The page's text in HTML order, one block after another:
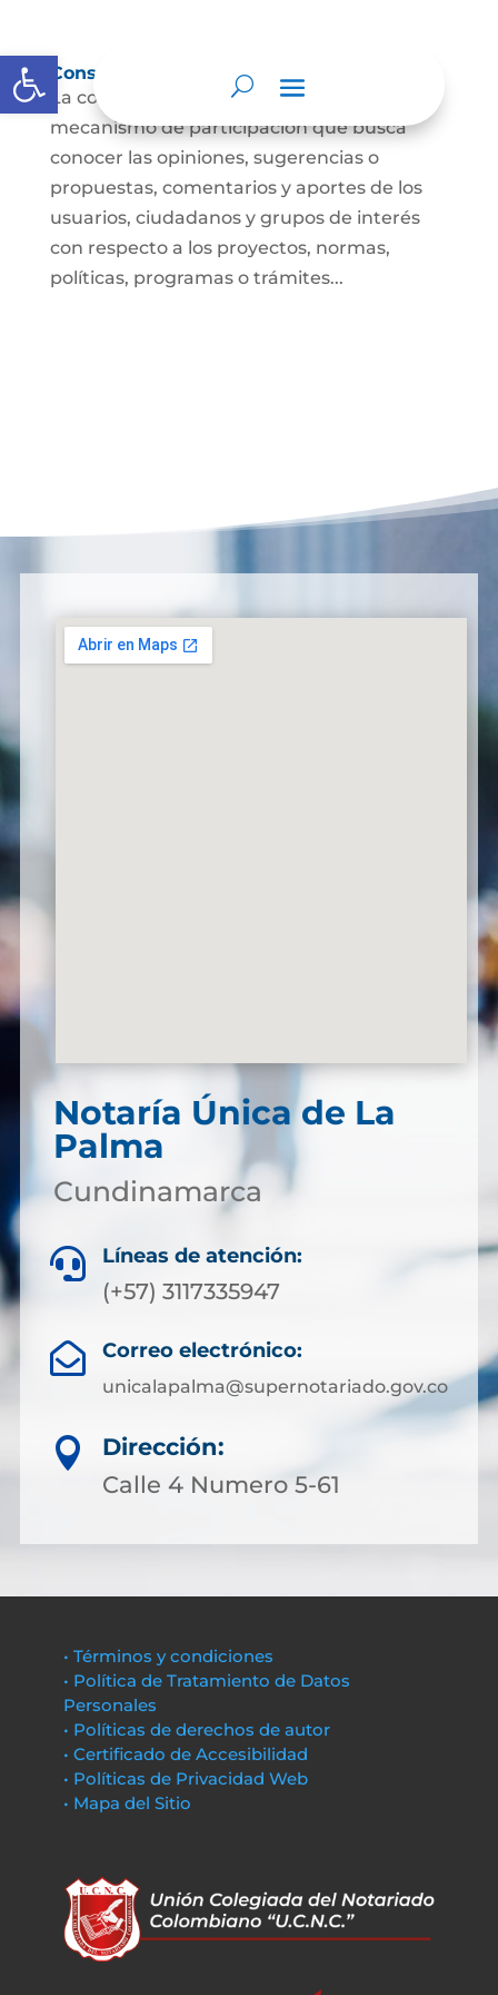
Abrir barra de herramientas
Consulta ciudadana
La consulta a la ciudadanía es un
mecanismo de participación que busca
conocer las opiniones, sugerencias o
propuestas, comentarios y aportes de los
usuarios, ciudadanos y grupos de interés
con respecto a los proyectos, normas,
políticas, programas o trámites...
Notaría Única de La
Palma
Cundinamarca
 Líneas de atención:
(+57) 3117335947
 Correo electrónico:
unicalapalma@supernotariado.gov.co

Dirección:
Calle 4 Numero 5-61
• Términos y condiciones
• Política de Tratamiento de Datos
Personales
• Políticas de derechos de autor
• Certificado de Accesibilidad
• Políticas de Privacidad Web
• Mapa del Sitio